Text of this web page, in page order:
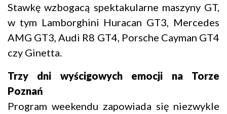
Stawkę wzbogacą spektakularne maszyny GT,
w tym Lamborghini Huracan GT3, Mercedes
AMG GT3, Audi R8 GT4, Porsche Cayman GT4
czy Ginetta.
Trzy dni wyścigowych emocji na Torze
Poznań
Program weekendu zapowiada się niezwykle